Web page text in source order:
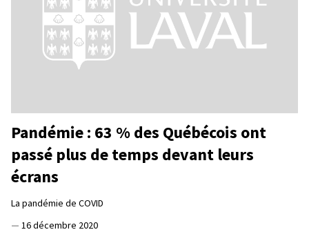
Pandémie : 63 % des Québécois ont
passé plus de temps devant leurs
écrans
La pandémie de COVID
— 16 décembre 2020